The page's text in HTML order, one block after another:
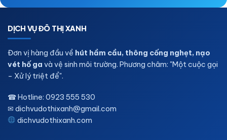
DỊCH VỤ ĐÔ THỊ XANH
Đơn vị hàng đầu về hút hầm cầu, thông cống nghẹt, nạo
vét hố ga và vệ sinh môi trường. Phương châm: "Một cuộc gọi
– Xử lý triệt để".
☎ Hotline: 0923 555 530
✉ dichvudothixanh@gmail.com
dichvudothixanh.com